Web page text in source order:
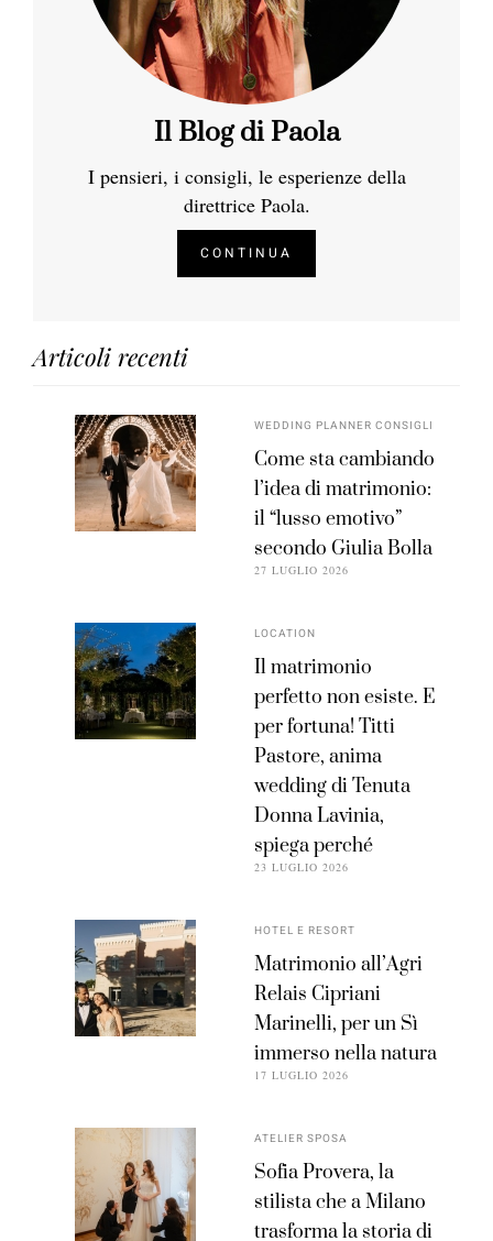
Il Blog di Paola
I pensieri, i consigli, le esperienze della
direttrice Paola.
CONTINUA
Articoli recenti
WEDDING PLANNER CONSIGLI
Come sta cambiando
l’idea di matrimonio:
il “lusso emotivo”
secondo Giulia Bolla
27 LUGLIO 2026
LOCATION
Il matrimonio
perfetto non esiste. E
per fortuna! Titti
Pastore, anima
wedding di Tenuta
Donna Lavinia,
spiega perché
23 LUGLIO 2026
HOTEL E RESORT
Matrimonio all’Agri
Relais Cipriani
Marinelli, per un Sì
immerso nella natura
17 LUGLIO 2026
ATELIER SPOSA
Sofia Provera, la
stilista che a Milano
trasforma la storia di